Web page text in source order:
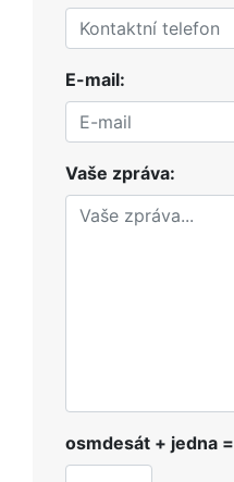
E-mail:
Vaše zpráva:
osmdesát + jedna =